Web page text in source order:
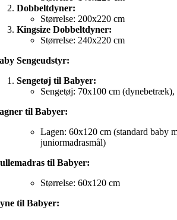
Dobbeltdyner:
Størrelse: 200x220 cm
Kingsize Dobbeltdyner:
Størrelse: 240x220 cm
Sengeudstyr:
Sengetøj til Babyer:
Sengetøj: 70x100 cm
til Babyer:
Lagen: 60x120 cm (standard baby
juniormadrasmål)
til Babyer:
Størrelse: 60x120 cm
til Babyer: